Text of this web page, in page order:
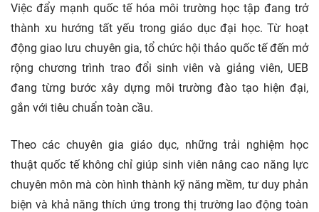
Việc đẩy mạnh quốc tế hóa môi trường học tập đang trở
thành xu hướng tất yếu trong giáo dục đại học. Từ hoạt
động giao lưu chuyên gia, tổ chức hội thảo quốc tế đến mở
rộng chương trình trao đổi sinh viên và giảng viên, UEB
đang từng bước xây dựng môi trường đào tạo hiện đại,
gắn với tiêu chuẩn toàn cầu.
Theo các chuyên gia giáo dục, những trải nghiệm học
thuật quốc tế không chỉ giúp sinh viên nâng cao năng lực
chuyên môn mà còn hình thành kỹ năng mềm, tư duy phản
biện và khả năng thích ứng trong thị trường lao động toàn